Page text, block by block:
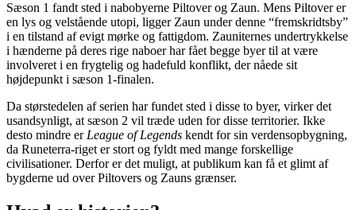
Sæson 1 fandt sted i nabobyerne Piltover og Zaun. Mens Piltover er
en lys og velstående utopi, ligger Zaun under denne “fremskridtsby”
i en tilstand af evigt mørke og fattigdom. Zauniternes undertrykkelse
i hænderne på deres rige naboer har fået begge byer til at være
involveret i en frygtelig og hadefuld konflikt, der nåede sit
højdepunkt i sæson 1-finalen.
Da størstedelen af ​​serien har fundet sted i disse to byer, virker det
usandsynligt, at sæson 2 vil træde uden for disse territorier. Ikke
desto mindre er League of Legends kendt for sin verdensopbygning,
da Runeterra-riget er stort og fyldt med mange forskellige
civilisationer. Derfor er det muligt, at publikum kan få et glimt af
bygderne ud over Piltovers og Zauns grænser.